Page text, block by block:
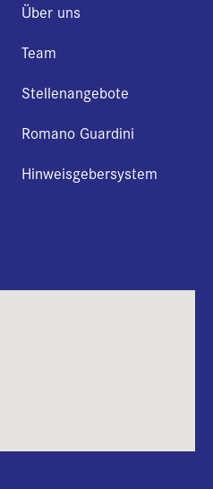
Über uns
Team
Stellenangebote
Romano Guardini
Hinweisgebersystem